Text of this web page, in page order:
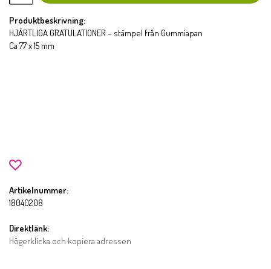
Produktbeskrivning:
HJÄRTLIGA GRATULATIONER – stämpel från Gummiapan
Ca 77 x 15 mm
Artikelnummer:
18040208
Direktlänk:
Högerklicka och kopiera adressen